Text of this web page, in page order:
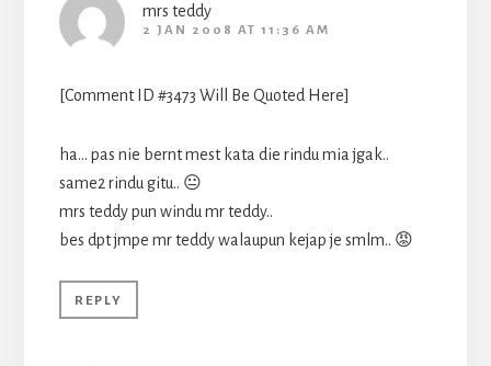
mrs teddy
2 JAN 2008 AT 11:36 AM
[Comment ID #3473 Will Be Quoted Here]
ha… pas nie bernt mest kata die rindu mia jgak..
same2 rindu gitu.. 😐
mrs teddy pun windu mr teddy..
bes dpt jmpe mr teddy walaupun kejap je smlm.. 😡
REPLY